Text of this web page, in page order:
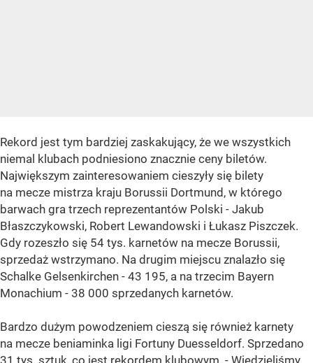
Rekord jest tym bardziej zaskakujący, że we wszystkich
niemal klubach podniesiono znacznie ceny biletów.
Największym zainteresowaniem cieszyły się bilety
na mecze mistrza kraju Borussii Dortmund, w którego
barwach gra trzech reprezentantów Polski - Jakub
Błaszczykowski, Robert Lewandowski i Łukasz Piszczek.
Gdy rozeszło się 54 tys. karnetów na mecze Borussii,
sprzedaż wstrzymano. Na drugim miejscu znalazło się
Schalke Gelsenkirchen - 43 195, a na trzecim Bayern
Monachium - 38 000 sprzedanych karnetów.
Bardzo dużym powodzeniem cieszą się również karnety
na mecze beniaminka ligi Fortuny Duesseldorf. Sprzedano